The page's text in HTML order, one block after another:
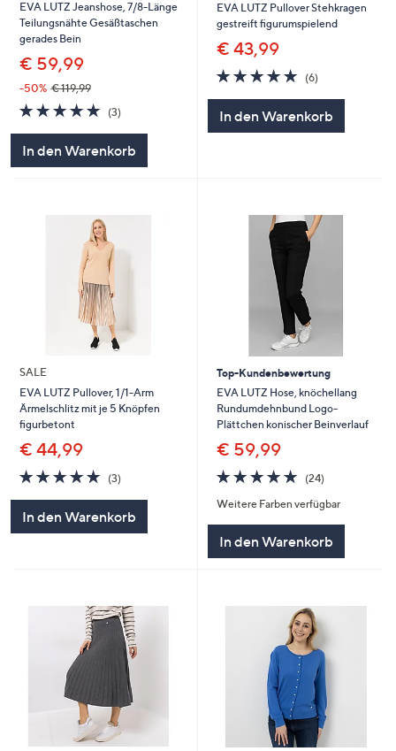
EVA LUTZ Jeanshose, 7/8-Länge
Teilungsnähte Gesäßtaschen
gerades Bein
€ 59,99
-50% € 119,99
4.7
von
(3)3
In den Warenkorb
EVA LUTZ Pullover Stehkragen
gestreift figurumspielend
€ 43,99
4.7
von
(6)6
In den Warenkorb
SALE
EVA LUTZ Pullover, 1/1-Arm
Ärmelschlitz mit je 5 Knöpfen
figurbetont
€ 44,99
4.7
von
(3)3
In den Warenkorb
Top-Kundenbewertung
EVA LUTZ Hose, knöchellang
Rundumdehnbund Logo-
Plättchen konischer Beinverlauf
€ 59,99
4.7
von
5
(24)24
Weitere Farben verfügbar
In den Warenkorb